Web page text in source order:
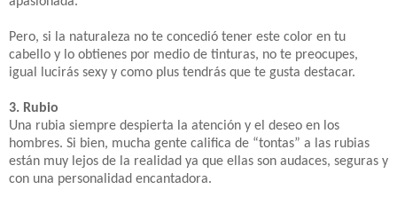
Pero, si la naturaleza no te concedió tener este color en tu
cabello y lo obtienes por medio de tinturas, no te preocupes,
igual lucirás sexy y como plus tendrás que te gusta destacar.
3. Rubio
Una rubia siempre despierta la atención y el deseo en los
hombres. Si bien, mucha gente califica de “tontas” a las rubias
están muy lejos de la realidad ya que ellas son audaces, seguras y
con una personalidad encantadora.